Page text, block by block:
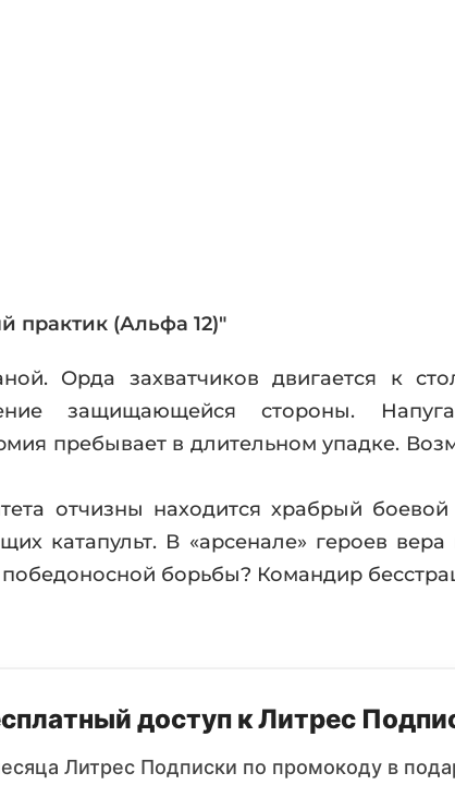
практик (Альфа 12)"
Орда захватчиков двигается к
защищающейся стороны.
пребывает в длительном упадке.
отчизны находится храбрый
катапульт. В «арсенале» героев
победоносной борьбы? Командир
доступ к Литрес
Литрес Подписки по промокоду в